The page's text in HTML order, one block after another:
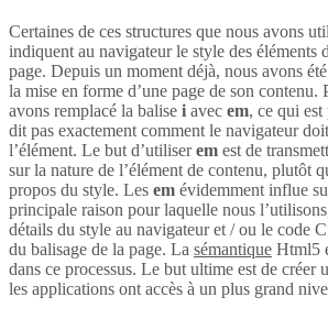
Certaines de ces structures que nous avons
indiquent au navigateur le style des éléments
page. Depuis un moment déjà, nous avons
la mise en forme d’une page de son contenu.
avons remplacé la balise i avec em, ce qui
dit pas exactement comment le navigateur
l’élément. Le but d’utiliserem est de
sur la nature de l’élément de contenu, plutôt
propos du style. Les em évidemment influe
principale raison pour laquelle nous
détails du style au navigateur et / ou le code
du balisage de la page. La sémantique Html5
dans ce processus. Le but ultime est de créer
les applications ont accès à un plus grand